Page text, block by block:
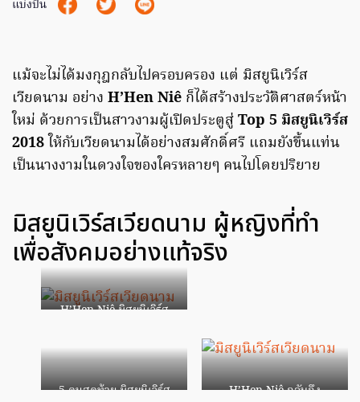
แบ่งปัน
แม้จะไม่ได้มงกุฎกลับไปครอบครอง แต่ มิสยูนิเวิร์ส
เวียดนาม อย่าง H’Hen Niê ก็ได้สร้างประวัติศาสตร์หน้า
ใหม่ ด้วยการเป็นสาวงามผู้เปิดประตูสู่Top 5 มิสยูนิเวิร์ส
2018ให้กับเวียดนามได้อย่างสมศักดิ์ศรี แถมยังขึ้นแท่น
เป็นนางงามในดวงใจของใครหลายๆ คนไปโดยปริยาย
มิสยูนิเวิร์สเวียดนาม ผู้หญิงที่ทำ
เพื่อสังคมอย่างแท้จริง
H’Hen Niê มิสยูนิเวิร์ส
ยูนิเวิร์ส 2018
5 คนสุดท้าย มิสยูนิเวิร์ส
H’Hen Niê กลับถึง